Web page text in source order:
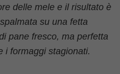
delle mele e il risultato è
su una fetta
pane fresco, ma perfetta
i formaggi stagionati.